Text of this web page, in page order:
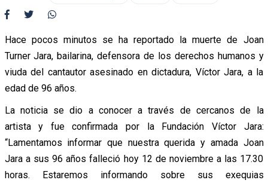
Hace pocos minutos se ha reportado la muerte de Joan
Turner Jara, bailarina, defensora de los derechos humanos y
viuda del cantautor asesinado en dictadura, Víctor Jara, a la
edad de 96 años.
La noticia se dio a conocer a través de cercanos de la
artista y fue confirmada por la Fundación Víctor Jara:
“Lamentamos informar que nuestra querida y amada Joan
Jara a sus 96 años falleció hoy 12 de noviembre a las 17.30
horas. Estaremos informando sobre sus exequias